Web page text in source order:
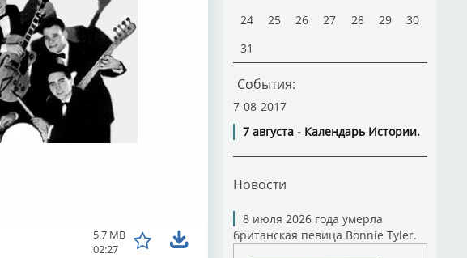
5.7 MB
02:27
24
25 26 27 28 29
30
31
События:
7-08-2017
7 августа - Календарь Истории.
Новости
8 июля 2026 года умерла
британская певица Bonnie Tyler.